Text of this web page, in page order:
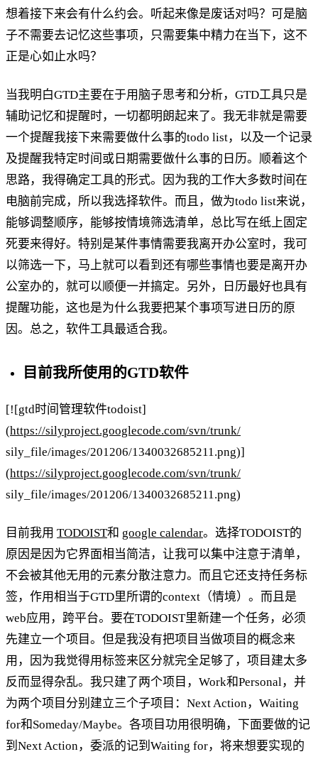
想着接下来会有什么约会。听起来像是废话对吗？可是脑
子不需要去记忆这些事项，只需要集中精力在当下，这不
正是心如止水吗？
当我明白GTD主要在于用脑子思考和分析，GTD工具只是
辅助记忆和提醒时，一切都明朗起来了。我无非就是需要
一个提醒我接下来需要做什么事的todo list，以及一个记录
及提醒我特定时间或日期需要做什么事的日历。顺着这个
思路，我得确定工具的形式。因为我的工作大多数时间在
电脑前完成，所以我选择软件。而且，做为todo list来说，
能够调整顺序，能够按情境筛选清单，总比写在纸上固定
死要来得好。特别是某件事情需要我离开办公室时，我可
以筛选一下，马上就可以看到还有哪些事情也要是离开办
公室办的，就可以顺便一并搞定。另外，日历最好也具有
提醒功能，这也是为什么我要把某个事项写进日历的原
因。总之，软件工具最适合我。
目前我所使用的GTD软件
[![gtd时间管理软件todoist]
(https://silyproject.googlecode.com/svn/trunk/
sily_file/images/201206/1340032685211.png)]
(https://silyproject.googlecode.com/svn/trunk/
sily_file/images/201206/1340032685211.png)
目前我用 TODOIST和 google calendar。选择TODOIST的
原因是因为它界面相当简洁，让我可以集中注意于清单，
不会被其他无用的元素分散注意力。而且它还支持任务标
签，作用相当于GTD里所谓的context（情境）。而且是
web应用，跨平台。要在TODOIST里新建一个任务，必须
先建立一个项目。但是我没有把项目当做项目的概念来
用，因为我觉得用标签来区分就完全足够了，项目建太多
反而显得杂乱。我只建了两个项目，Work和Personal，并
为两个项目分别建立三个子项目：Next Action，Waiting
for和Someday/Maybe。各项目功用很明确，下面要做的记
到Next Action，委派的记到Waiting for，将来想要实现的